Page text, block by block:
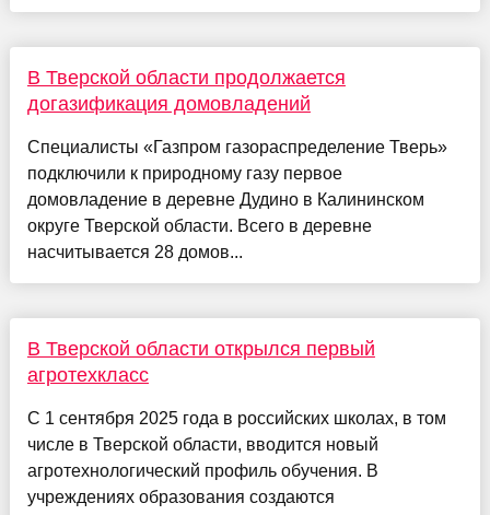
В Тверской области продолжается
догазификация домовладений
Специалисты «Газпром газораспределение Тверь»
подключили к природному газу первое
домовладение в деревне Дудино в Калининском
округе Тверской области. Всего в деревне
насчитывается 28 домов...
В Тверской области открылся первый
агротехкласс
С 1 сентября 2025 года в российских школах, в том
числе в Тверской области, вводится новый
агротехнологический профиль обучения. В
учреждениях образования создаются